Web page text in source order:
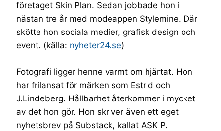
företaget Skin Plan. Sedan jobbade hon i
nästan tre år med modeappen Stylemine. Där
skötte hon sociala medier, grafisk design och
event. (källa: nyheter24.se)
Fotografi ligger henne varmt om hjärtat. Hon
har frilansat för märken som Estrid och
J.Lindeberg. Hållbarhet återkommer i mycket
av det hon gör. Hon skriver även ett eget
nyhetsbrev på Substack, kallat ASK P.